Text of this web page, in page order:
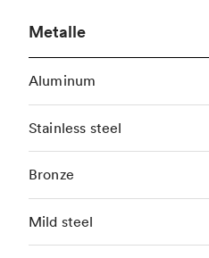
Metalle
Aluminum
Stainless steel
Bronze
Mild steel